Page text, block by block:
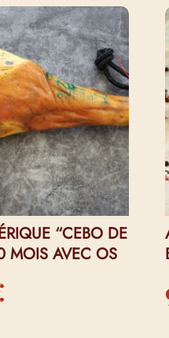
“CEBO DE
MOIS AVEC OS